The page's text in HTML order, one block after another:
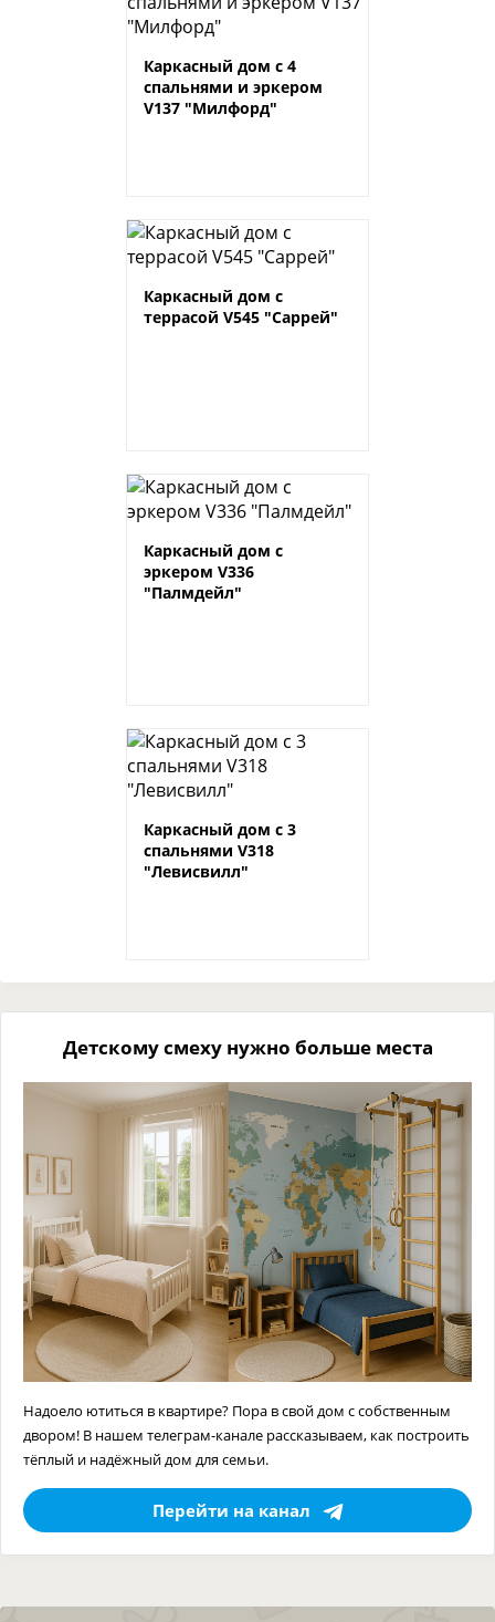
Каркасный дом с 4
спальнями и эркером
V137 "Милфорд"
Каркасный дом с
террасой V545 "Саррей"
Каркасный дом с
эркером V336
"Палмдейл"
Каркасный дом с 3
спальнями V318
"Левисвилл"
Детскому смеху нужно больше места
Надоело ютиться в квартире? Пора в свой дом с собственным
двором! В нашем телеграм-канале рассказываем, как построить
тёплый и надёжный дом для семьи.
Перейти на канал